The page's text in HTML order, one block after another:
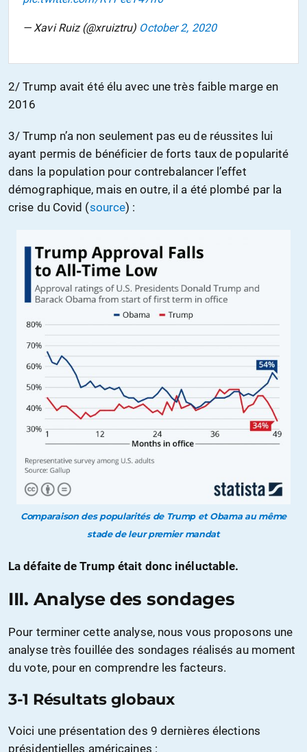
— Xavi Ruiz (@xruiztru) October 2, 2020
2/ Trump avait été élu avec une très faible marge en
2016
3/ Trump n’a non seulement pas eu de réussites lui
ayant permis de bénéficier de forts taux de popularité
dans la population pour contrebalancer l’effet
démographique, mais en outre, il a été plombé par la
crise du Covid (source) :
Comparaison des popularités de Trump et Obama au même
stade de leur premier mandat
La défaite de Trump était donc inéluctable.
III. Analyse des sondages
Pour terminer cette analyse, nous vous proposons une
analyse très fouillée des sondages réalisés au moment
du vote, pour en comprendre les facteurs.
3-1 Résultats globaux
Voici une présentation des 9 dernières élections
présidentielles américaines :